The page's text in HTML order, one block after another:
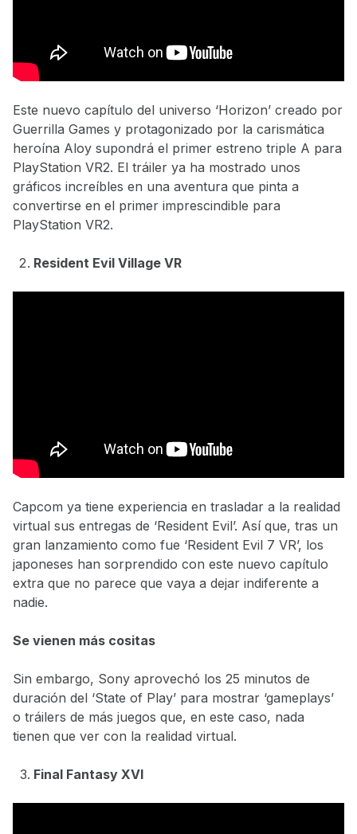
Este nuevo capítulo del universo ‘Horizon’ creado por
Guerrilla Games y protagonizado por la carismática
heroína Aloy supondrá el primer estreno triple A para
PlayStation VR2. El tráiler ya ha mostrado unos
gráficos increíbles en una aventura que pinta a
convertirse en el primer imprescindible para
PlayStation VR2.
Resident Evil Village VR
Capcom ya tiene experiencia en trasladar a la realidad
virtual sus entregas de ‘Resident Evil’. Así que, tras un
gran lanzamiento como fue ‘Resident Evil 7 VR’, los
japoneses han sorprendido con este nuevo capítulo
extra que no parece que vaya a dejar indiferente a
nadie.
Se vienen más cositas
Sin embargo, Sony aprovechó los 25 minutos de
duración del ‘State of Play’ para mostrar ‘gameplays’
o tráilers de más juegos que, en este caso, nada
tienen que ver con la realidad virtual.
Final Fantasy XVI